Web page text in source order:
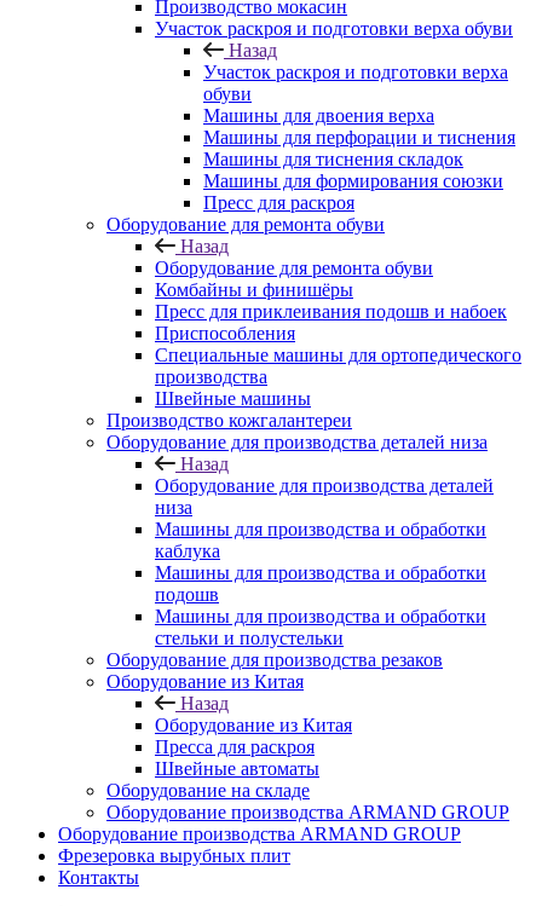
Производство мокасин
Участок раскроя и подготовки верха обуви
Назад
Участок раскроя и подготовки верха
обуви
Машины для двоения верха
Машины для перфорации и тиснения
Машины для тиснения складок
Машины для формирования союзки
Пресс для раскроя
Оборудование для ремонта обуви
Назад
Оборудование для ремонта обуви
Комбайны и финишёры
Пресс для приклеивания подошв и набоек
Приспособления
Специальные машины для ортопедического
производства
Швейные машины
Производство кожгалантереи
Оборудование для производства деталей низа
Назад
Оборудование для производства деталей
низа
Машины для производства и обработки
каблука
Машины для производства и обработки
подошв
Машины для производства и обработки
стельки и полустельки
Оборудование для производства резаков
Оборудование из Китая
Назад
Оборудование из Китая
Пресса для раскроя
Швейные автоматы
Оборудование на складе
Оборудование производства ARMAND GROUP
Оборудование производства ARMAND GROUP
Фрезеровка вырубных плит
Контакты